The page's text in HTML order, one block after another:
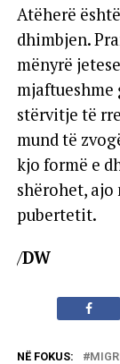
Atëherë
dhimbjen.
mënyrë
mjaftueshme
stërvitje të
mund të
kjo formë e
shërohet, ajo
pubertetit.
/DW
NË FOKUS: